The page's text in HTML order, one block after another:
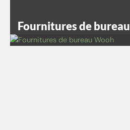
Fournitures de bureau